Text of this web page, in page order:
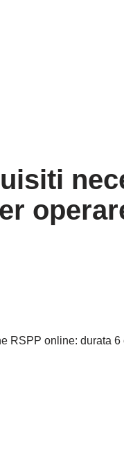
RSPP online: durata